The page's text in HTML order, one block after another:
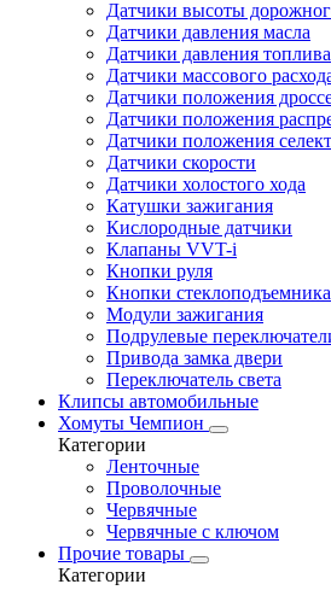
Датчики высоты
Датчики давления масла
Датчики давления топлива
Датчики массового
Датчики положения
Датчики положения
Датчики положения
Датчики скорости
Датчики холостого хода
Катушки зажигания
Кислородные датчики
Клапаны VVT-i
Кнопки руля
Кнопки стеклоподъемника
Модули зажигания
Подрулевые
Привода замка двери
Переключатель света
Клипсы автомобильные
Хомуты Чемпион
Категории
Ленточные
Проволочные
Червячные
Червячные с ключом
Прочие товары
Категории